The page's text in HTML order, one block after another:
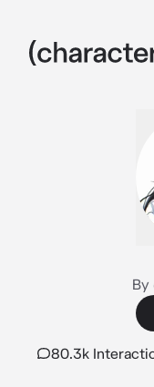
By
80.3k